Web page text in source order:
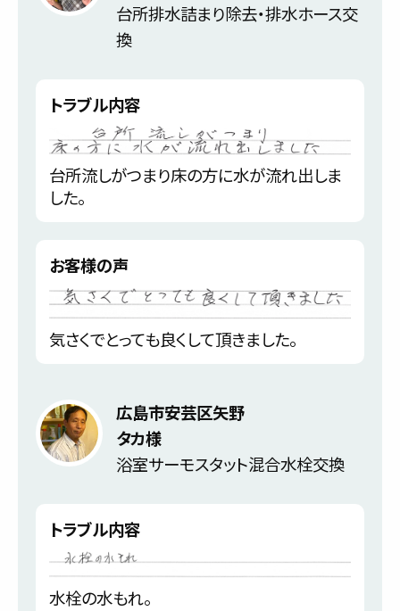
台所排水詰まり除去・排水ホース交
換
トラブル内容
台所流しがつまり床の方に水が流れ出しま
した。
お客様の声
気さくでとっても良くして頂きました。
広島市安芸区矢野
タカ様
浴室サーモスタット混合水栓交換
トラブル内容
水栓の水もれ。